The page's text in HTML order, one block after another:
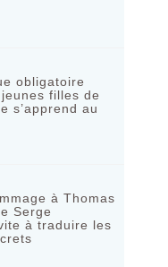
obligatoire
filles de
s’apprend au
à Thomas
Serge
à traduire les